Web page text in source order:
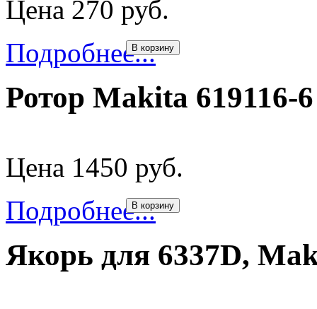
Цена 270 руб.
Подробнее...
В корзину
Ротор Makita 619116-
Цена 1450 руб.
Подробнее...
В корзину
Якорь для 6337D,